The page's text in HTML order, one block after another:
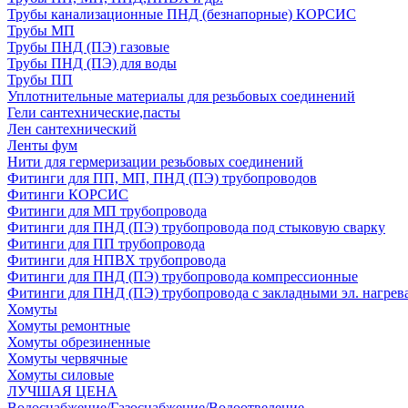
Трубы канализационные ПНД (безнапорные) КОРСИС
Трубы МП
Трубы ПНД (ПЭ) газовые
Трубы ПНД (ПЭ) для воды
Трубы ПП
Уплотнительные материалы для резьбовых соединений
Гели сантехнические,пасты
Лен сантехнический
Ленты фум
Нити для гермеризации резьбовых соединений
Фитинги для ПП, МП, ПНД (ПЭ) трубопроводов
Фитинги КОРСИС
Фитинги для МП трубопровода
Фитинги для ПНД (ПЭ) трубопровода под стыковую сварку
Фитинги для ПП трубопровода
Фитинги для НПВХ трубопровода
Фитинги для ПНД (ПЭ) трубопровода компрессионные
Фитинги для ПНД (ПЭ) трубопровода с закладными эл.
Хомуты
Хомуты ремонтные
Хомуты обрезиненные
Хомуты червячные
Хомуты силовые
ЛУЧШАЯ ЦЕНА